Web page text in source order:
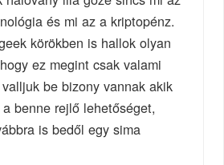
és mi az a kriptopénz.
körökben is hallok olyan
ez megint csak valami
be bizony vannak akik
benne rejlő lehetőséget,
is bedől egy sima